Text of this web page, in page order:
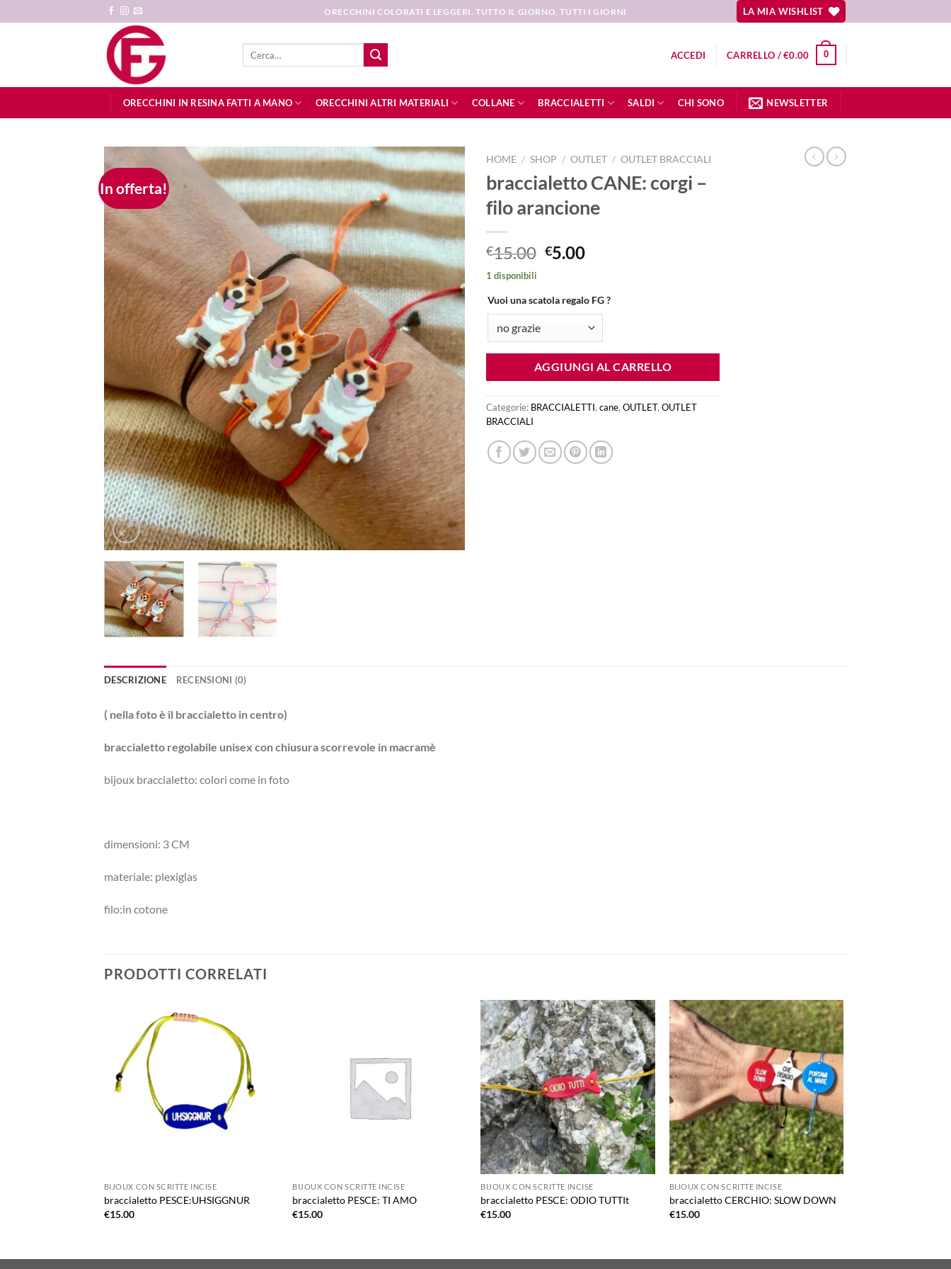
ai
ORECCHINI COLORATI E LEGGERI. TUTTO IL GIORNO, TUTTI I GIORNI LA MIA WISHLIST
ACCEDI CARRELLO /€0.00 0
ORECCHINI IN RESINA FATTI A MANO ORECCHINI ALTRI MATERIALI COLLANE BRACCIALETTI SALDI CHI SONO NEWSLETTER
In offerta!
Aggiungi
alla lista
dei
desideri
HOME / SHOP / OUTLET / OUTLET BRACCIALI
braccialetto CANE: corgi –
filo arancione
€15.00 Il
era:
€15.00.
€5.00Il
è:
€5.00.
1 disponibili
Vuoi una scatola regalo FG ?
AGGIUNGI AL CARRELLO
Categorie: BRACCIALETTI, cane, OUTLET, OUTLET
BRACCIALI
DESCRIZIONE RECENSIONI (0)
( nella foto è il braccialetto in centro)
braccialetto regolabile unisex con chiusura scorrevole in macramè
bijoux braccialetto: colori come in foto
dimensioni: 3 CM
materiale: plexiglas
filo:in cotone
PRODOTTI CORRELATI
Aggiungi
alla lista
dei
desideri
BIJOUX CON SCRITTE INCISE
braccialetto PESCE:UHSIGGNUR
€15.00
BIJOUX CON SCRITTE INCISE
braccialetto PESCE: TI AMO
€15.00
Aggiungi
alla lista
dei
desideri
BIJOUX CON SCRITTE INCISE
braccialetto PESCE: ODIO TUTTIt
€15.00
Aggiungi
alla lista
dei
desideri
BIJOUX CON SCRITTE INCISE
braccialetto CERCHIO: SLOW DOWN
€15.00